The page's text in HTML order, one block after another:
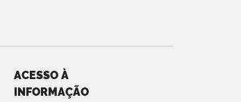
ACESSO À
INFORMAÇÃO